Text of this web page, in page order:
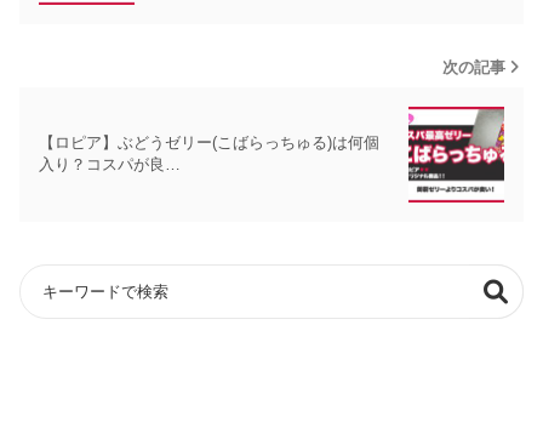
次の記事
【ロピア】ぶどうゼリー(こばらっちゅる)は何個
入り？コスパが良…